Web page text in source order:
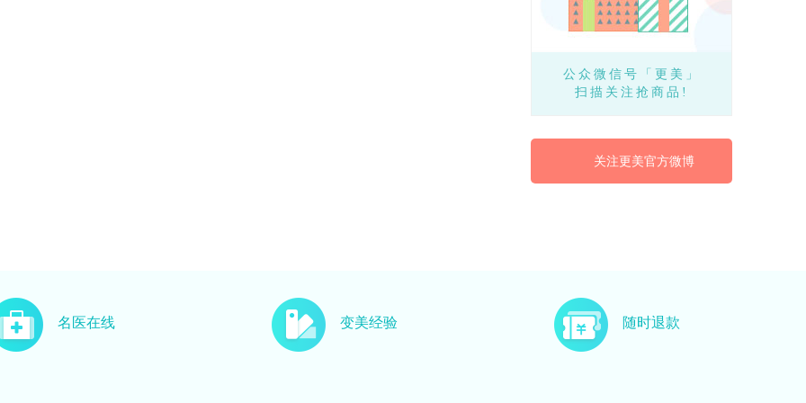
公众微信号「更美」
扫描关注抢商品!
关注更美官方微博
名医在线 变美经验 随时退款